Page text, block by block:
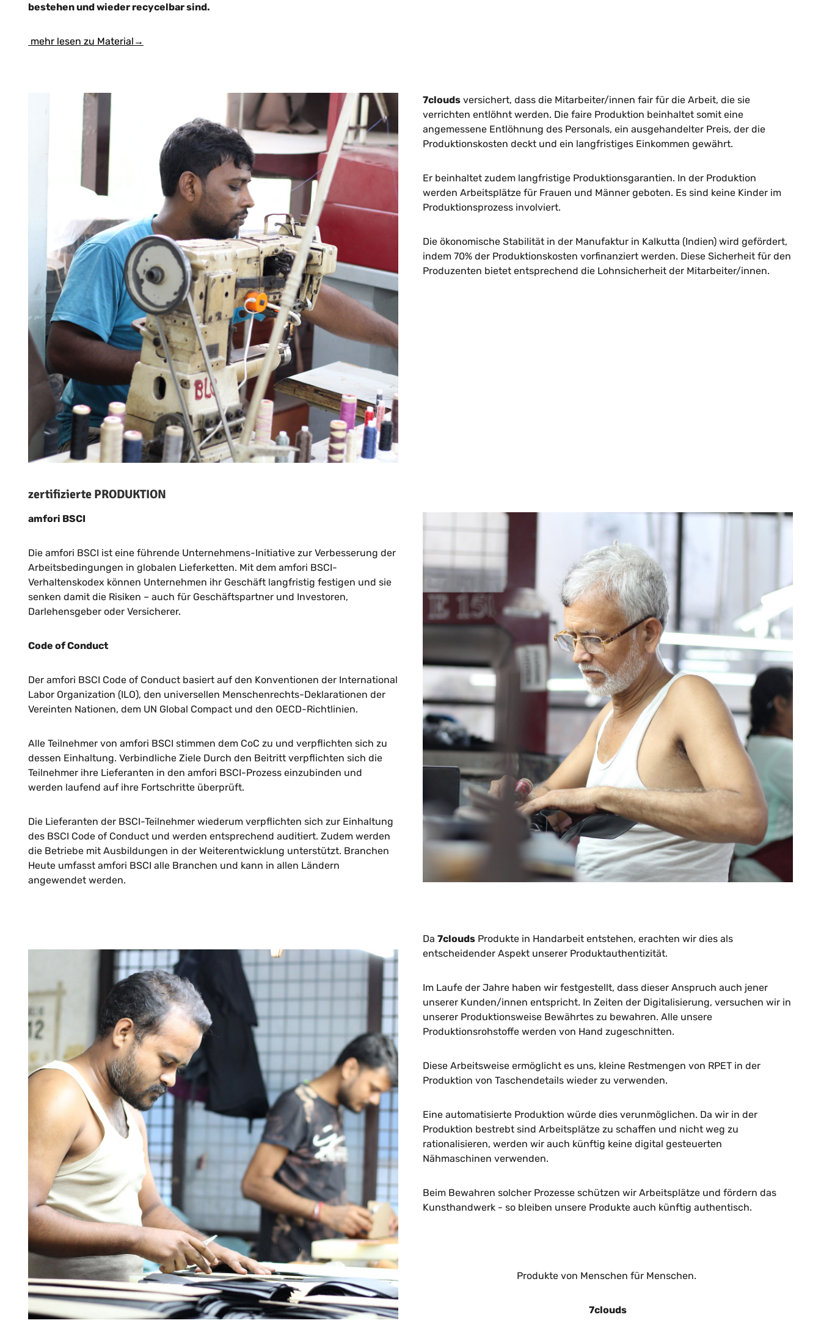
bestehen und wieder recycelbar sind.
mehr lesen zu Material→
7clouds versichert, dass die Mitarbeiter/innen fair für die Arbeit, die sie
verrichten entlöhnt werden. Die faire Produktion beinhaltet somit eine
angemessene Entlöhnung des Personals, ein ausgehandelter Preis, der die
Produktionskosten deckt und ein langfristiges Einkommen gewährt.
Er beinhaltet zudem langfristige Produktionsgarantien. In der Produktion
werden Arbeitsplätze für Frauen und Männer geboten. Es sind keine Kinder im
Produktionsprozess involviert.
Die ökonomische Stabilität in der Manufaktur in Kalkutta (Indien) wird gefördert,
indem 70% der Produktionskosten vorfinanziert werden. Diese Sicherheit für den
Produzenten bietet entsprechend die Lohnsicherheit der Mitarbeiter/innen.
zertifizierte PRODUKTION
amfori BSCI
Die amfori BSCI ist eine führende Unternehmens-Initiative zur Verbesserung der
Arbeitsbedingungen in globalen Lieferketten. Mit dem amfori BSCI-
Verhaltenskodex können Unternehmen ihr Geschäft langfristig festigen und sie
senken damit die Risiken – auch für Geschäftspartner und Investoren,
Darlehensgeber oder Versicherer.
Code of Conduct
Der amfori BSCI Code of Conduct basiert auf den Konventionen der International
Labor Organization (ILO), den universellen Menschenrechts-Deklarationen der
Vereinten Nationen, dem UN Global Compact und den OECD-Richtlinien.
Alle Teilnehmer von amfori BSCI stimmen dem CoC zu und verpflichten sich zu
dessen Einhaltung. Verbindliche Ziele Durch den Beitritt verpflichten sich die
Teilnehmer ihre Lieferanten in den amfori BSCI-Prozess einzubinden und
werden laufend auf ihre Fortschritte überprüft.
Die Lieferanten der BSCI-Teilnehmer wiederum verpflichten sich zur Einhaltung
des BSCI Code of Conduct und werden entsprechend auditiert. Zudem werden
die Betriebe mit Ausbildungen in der Weiterentwicklung unterstützt. Branchen
Heute umfasst amfori BSCI alle Branchen und kann in allen Ländern
angewendet werden.
Da 7clouds Produkte in Handarbeit entstehen, erachten wir dies als
entscheidender Aspekt unserer Produktauthentizität.
Im Laufe der Jahre haben wir festgestellt, dass dieser Anspruch auch jener
unserer Kunden/innen entspricht. In Zeiten der Digitalisierung, versuchen wir in
unserer Produktionsweise Bewährtes zu bewahren. Alle unsere
Produktionsrohstoffe werden von Hand zugeschnitten.
Diese Arbeitsweise ermöglicht es uns, kleine Restmengen von RPET in der
Produktion von Taschendetails wieder zu verwenden.
Eine automatisierte Produktion würde dies verunmöglichen. Da wir in der
Produktion bestrebt sind Arbeitsplätze zu schaffen und nicht weg zu
rationalisieren, werden wir auch künftig keine digital gesteuerten
Nähmaschinen verwenden.
Beim Bewahren solcher Prozesse schützen wir Arbeitsplätze und fördern das
Kunsthandwerk - so bleiben unsere Produkte auch künftig authentisch.
Produkte von Menschen für Menschen.
7clouds